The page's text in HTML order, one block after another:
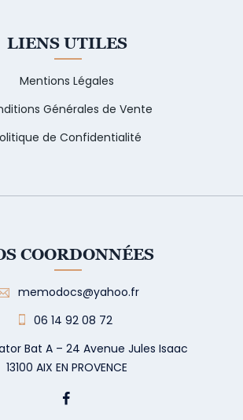
LIENS UTILES
Mentions Légales
Générales de Vente
de Confidentialité
COORDONNÉES
memodocs@yahoo.fr
06 14 92 08 72
Bat A – 24 Avenue Jules Isaac
13100 AIX EN PROVENCE